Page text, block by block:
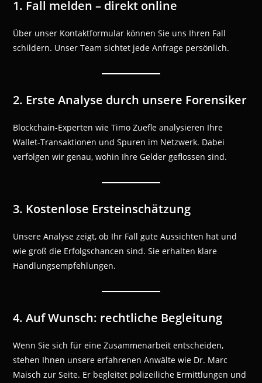
1. Fall melden – direkt online
Über unser Kontaktformular können Sie uns Ihren Fall
schildern. Unser Team sichtet jede Anfrage persönlich.
2. Erste Analyse durch unsere Forensiker
Blockchain-Experten wie Timo Zuefle analysieren Ihre
Wallet-Transaktionen und Spuren im Netzwerk. Dabei
verfolgen wir genau, wohin Ihre Gelder geflossen sind.
3. Kostenlose Ersteinschätzung
Unsere Analyse zeigt, ob Ihr Fall gute Aussichten hat und
wie groß die Erfolgschancen sind. Sie erhalten klare
Handlungsempfehlungen.
4. Auf Wunsch: rechtliche Begleitung
Wenn Sie sich für eine Zusammenarbeit entscheiden,
stehen Ihnen unsere erfahrenen Anwälte wie Dr. Marc
Maisch zur Seite. Er begleitet polizeiliche Ermittlungen und